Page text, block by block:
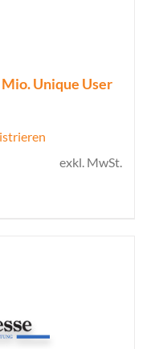
Unique User
exkl. MwSt.